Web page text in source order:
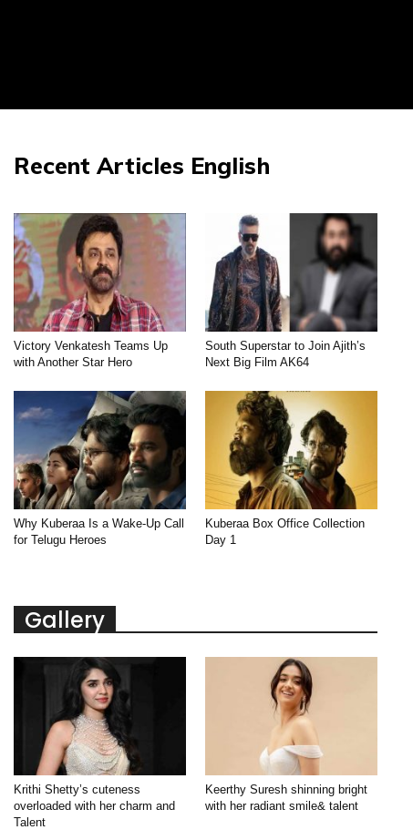
Recent Articles English
Victory Venkatesh Teams Up
with Another Star Hero
South Superstar to Join Ajith’s
Next Big Film AK64
Why Kuberaa Is a Wake-Up Call
for Telugu Heroes
Kuberaa Box Office Collection
Day 1
Gallery
Krithi Shetty’s cuteness
overloaded with her charm and
Talent
Keerthy Suresh shinning bright
with her radiant smile& talent